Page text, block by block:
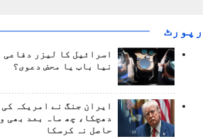
رپورٹ
اسرائیل کا لیزر دفاعی
نیا باب یا محض دعوی؟
ایران جنگ نے امریکہ
دھچکا، چھ ماہ بعد بھی
حاصل نہ کرسکا